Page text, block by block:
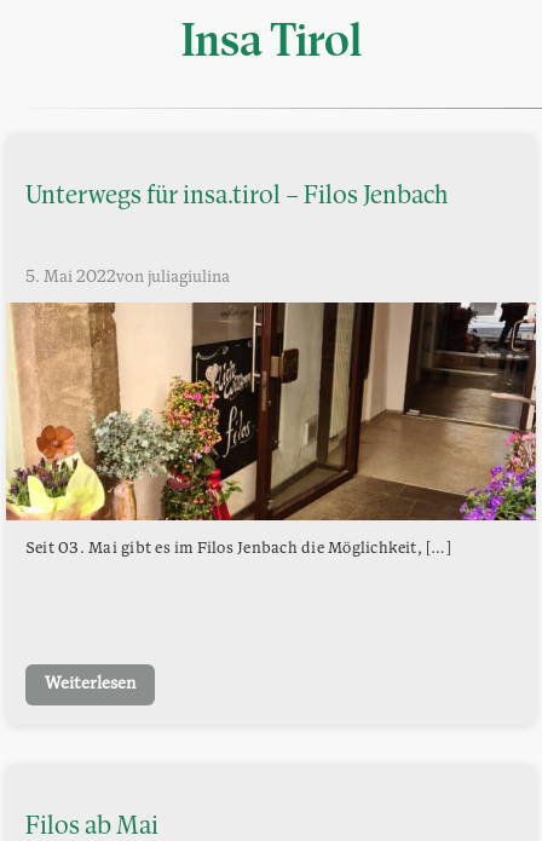
Insa Tirol
Unterwegs für insa.tirol – Filos Jenbach
5. Mai 2022von juliagiulina
Seit 03. Mai gibt es im Filos Jenbach die Möglichkeit, […]
Weiterlesen
Filos ab Mai